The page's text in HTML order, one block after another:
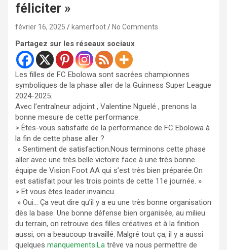
féliciter »
février 16, 2025 kamerfoot No Comments
Partagez sur les réseaux sociaux
Les filles de FC Ebolowa sont sacrées championnes
symboliques de la phase aller de la Guinness Super League
2024-2025.
Avec l’entraîneur adjoint , Valentine Nguelé , prenons la
bonne mesure de cette performance.
> Êtes-vous satisfaite de la performance de FC Ebolowa à
la fin de cette phase aller ?
» Sentiment de satisfaction.Nous terminons cette phase
aller avec une très belle victoire face à une très bonne
équipe de Vision Foot AA qui s’est très bien préparée.On
est satisfait pour les trois points de cette 11e journée. »
> Et vous êtes leader invaincu..
» Oui… Ça veut dire qu’il y a eu une très bonne organisation
dès la base. Une bonne défense bien organisée, au milieu
du terrain, on retrouve des filles créatives et à la finition
aussi, on a beaucoup travaillé. Malgré tout ça, il y a aussi
quelques manquements.La trêve va nous permettre de